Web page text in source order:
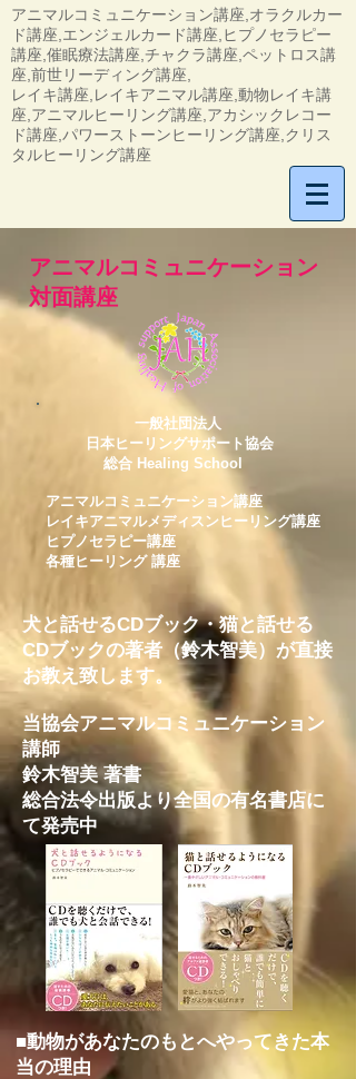
アニマルコミュニケーション講座,オラクルカー
ド講座,エンジェルカード講座,ヒプノセラピー
講座,催眠療法講座,チャクラ講座,ペットロス講
座,前世リーディング講座,
​レイキ講座,レイキアニマル講座,動物レイキ講
座,アニマルヒーリング講座,アカシックレコー
ド講座,パワーストーンヒーリング講座,クリス
タルヒーリング講座
アニマルコミュニケーション
対面講座
一般社団法人
日本ヒーリングサポート協会
総合 Healing School
アニマルコミュニケーション講座
レイキアニマルメディスンヒーリング講座
ヒプノセラピー講座
各種ヒーリング 講座
犬と話せるCDブック・猫と話せる
CDブックの著者（鈴木智美）が直接
お教え致します。
当協会アニマルコミュニケーション
講師
鈴木智美 著書
総合法令出版より全国の有名書店に
て発売中
■動物があなたのもとへやってきた本
当の理由